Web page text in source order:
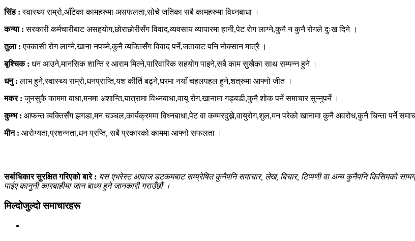
सिंह : स्वास्थ्य राम्रो,आँटेका कामहरुमा असफलता,सोचे जतिका सबै कामहरुमा विध्नबाधा ।
कन्या : सरकारी कर्मचारीबाट असहयोग,छोराछोरीसँग विवाद,व्यवसाय व्यापारमा हानी,पेट रोग लाग्ने,कुनै न कुनै रोगले दुःख दिने ।
तुला : एक्कासी रोग लाग्ने,खाना नपच्ने,कुनै व्यक्तिसँग विवाद पर्ने,जताबाट पनि नोक्सान मात्रै ।
बृश्चिक : धन आउने,मानसिक शान्ति र आराम मिल्ने,पारिवारिक सहयोग पाइने,सबै काम सुखैका साथ सम्पन्न हुने ।
धनु : लाभ हुने,स्वास्थ्य राम्रो,धनप्राप्ति,यश कीर्ति बढ्ने,घरमा नयाँ चहलपहल हुने,शत्रुमा आफ्नो जीत ।
मकर : जुनसुकै काममा बाधा,मनमा अशान्ति,यात्रामा विध्नबाधा,वायू रोग,खानामा गड्बडी,कुनै शोक पर्ने समाचार सुन्नुपर्ने ।
कुम्भ : आफन्त व्यक्तिसँग झगडा,मन चञ्चल,कार्यक्रममा विध्नबाधा,पेट वा कम्मरदुख्ने,वायुरोग,शुल,मन परेको खानामा कुनै अवरोध,कुनै चिन्ता पर्ने
मीन : आरोग्यता,प्रशन्नता,धन प्रप्ति, सबै प्रकारको काममा आफ्नो सफलता ।
सर्बाधिकार सुरक्षित गरिएको बारे : यस एभरेस्ट आवाज डटकमबाट सम्प्रेषित कुनैपनि समाचार, लेख, बिचार, टिप्पणी वा अन्य कुनैपनि किसिमको
पाईए कानुनी कारबाहीमा जान बाध्य हुने जानकारी गराउँछौं ।
मिल्दोजुल्दो समाचारहरू